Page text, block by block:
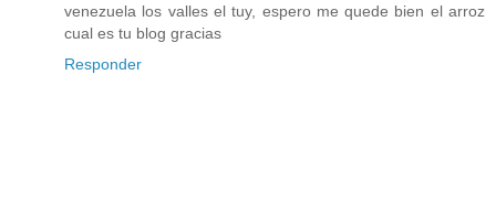
venezuela los valles el tuy, espero me quede bien el arroz
cual es tu blog gracias
Responder